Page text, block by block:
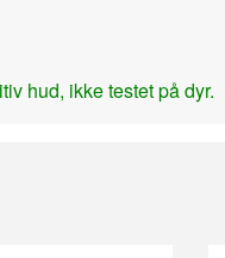
hud, ikke testet på dyr.